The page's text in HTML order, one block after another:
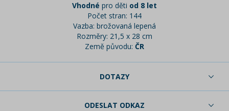
Vhodné pro děti od 8 let
Počet stran: 144
Vazba: brožovaná lepená
Rozměry: 21,5 x 28 cm
Země původu: ČR
DOTAZY
ODESLAT ODKAZ